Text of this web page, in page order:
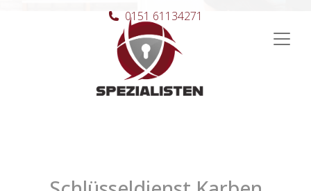
Hauptnavigation
0151 61134271